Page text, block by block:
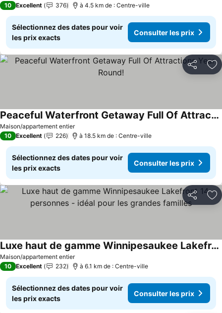
10 Excellent 376 à 4.5 km de : Centre-ville
Sélectionnez des dates pour voir
les prix exacts
Consulter les prix
Partager
Maison/appartement entier
Peaceful Waterfront Getaway Full Of Attractions Year Round!
10 Excellent 226 à 18.5 km de : Centre-ville
Sélectionnez des dates pour voir
les prix exacts
Consulter les prix
Partager
Maison/appartement entier
Luxe haut de gamme Winnipesaukee Lakefront 14 personnes - idéal pour les grandes familles
10 Excellent 232 à 6.1 km de : Centre-ville
Sélectionnez des dates pour voir
les prix exacts
Consulter les prix